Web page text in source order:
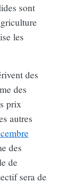
sont
les
des
des
prix
autres
des
de
sera de